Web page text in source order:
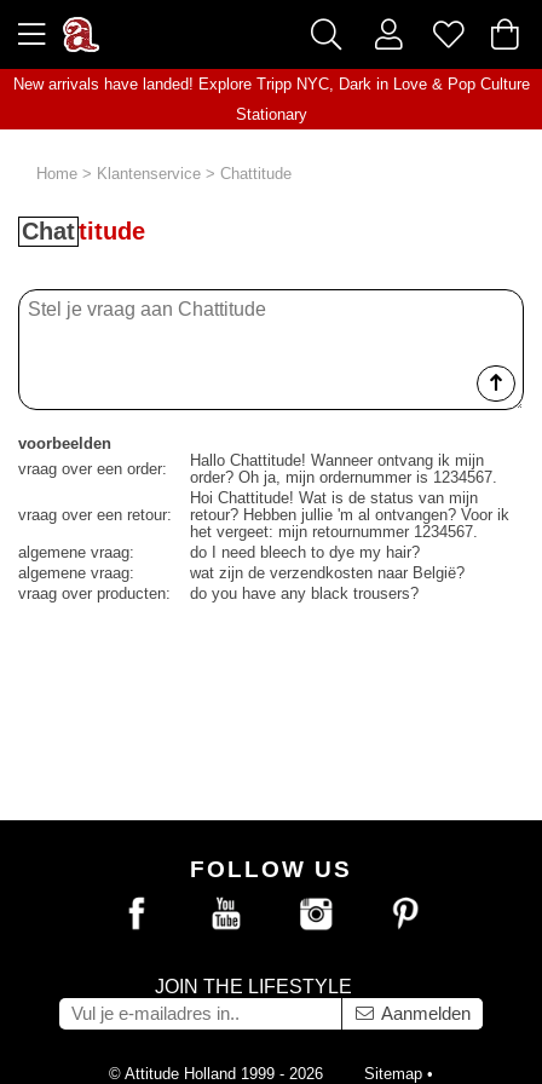
New arrivals have landed! Explore Tripp NYC, Dark in Love& Pop Culture
Stationary
Home > Klantenservice > Chattitude
Chattitude
voorbeelden
vraag over een order:
Hallo Chattitude! Wanneer ontvang ik mijn
order? Oh ja, mijn ordernummer is 1234567.
vraag over een retour:
Hoi Chattitude! Wat is de status van mijn
retour? Hebben jullie 'm al ontvangen? Voor ik
het vergeet: mijn retournummer 1234567.
algemene vraag:
do I need bleech to dye my hair?
algemene vraag:
wat zijn de verzendkosten naar België?
vraag over producten:
do you have any black trousers?
FOLLOW US
JOIN THE LIFESTYLE
Aanmelden
© Attitude Holland 1999 - 2026 Sitemap •